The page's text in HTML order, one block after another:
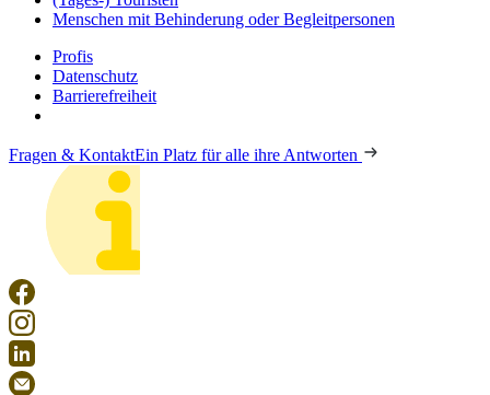
Menschen mit Behinderung oder Begleitpersonen
Profis
Datenschutz
Barrierefreiheit
Fragen & KontaktEin Platz für alle ihre Antworten